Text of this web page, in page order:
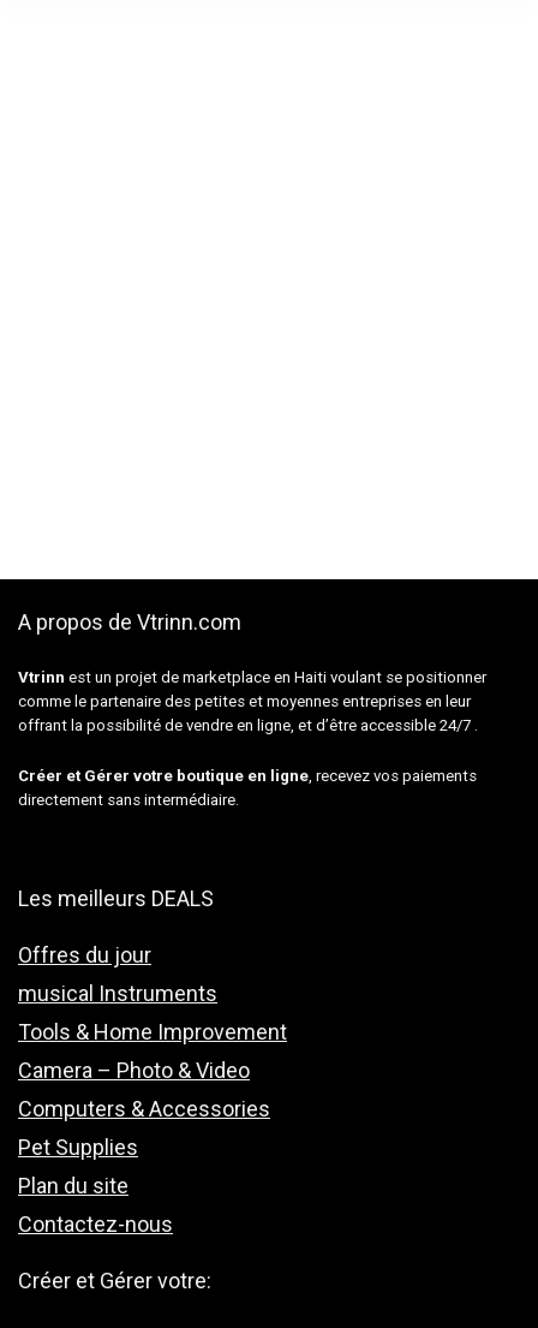
A propos de Vtrinn.com
Vtrinn est un projet de marketplace en Haiti voulant se positionner
comme le partenaire des petites et moyennes entreprises en leur
offrant la possibilité de vendre en ligne, et d’être accessible 24/7 .
Créer et Gérer votre boutique en ligne, recevez vos paiements
directement sans intermédiaire.
Les meilleurs DEALS
Offres du jour
musical Instruments
Tools & Home Improvement
Camera – Photo & Video
Computers & Accessories
Pet Supplies
Plan du site
Contactez-nous
Créer et Gérer votre: